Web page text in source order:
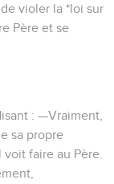
violer la *loi sur
Père et se
: —Vraiment,
sa propre
faire au Père.